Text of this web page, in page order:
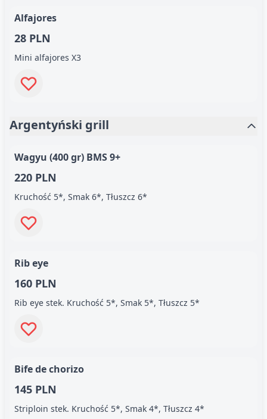
Alfajores
28 PLN
Mini alfajores X3
Argentyński grill
Wagyu (400 gr) BMS 9+
220 PLN
Kruchość 5*, Smak 6*, Tłuszcz 6*
Rib eye
160 PLN
Rib eye stek. Kruchość 5*, Smak 5*, Tłuszcz 5*
Bife de chorizo
145 PLN
Striploin stek. Kruchość 5*, Smak 4*, Tłuszcz 4*